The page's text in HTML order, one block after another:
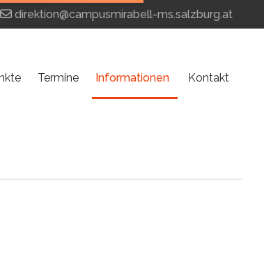
direktion@campusmirabell-ms.salzburg.at
Termine Informationen Kontakt